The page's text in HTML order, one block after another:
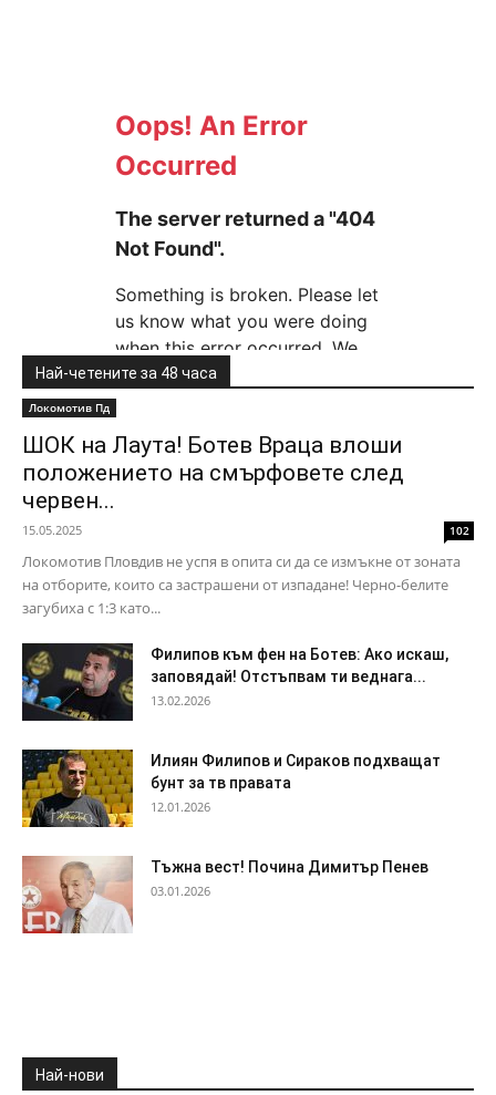
Най-четените за 48 часа
Локомотив Пд
ШОК на Лаута! Ботев Враца влоши
положението на смърфовете след
червен...
15.05.2025 102
Локомотив Пловдив не успя в опита си да се измъкне от зоната
на отборите, които са застрашени от изпадане! Черно-белите
загубиха с 1:3 като...
Филипов към фен на Ботев: Ако искаш,
заповядай! Отстъпвам ти веднага...
13.02.2026
Илиян Филипов и Сираков подхващат
бунт за тв правата
12.01.2026
Тъжна вест! Почина Димитър Пенев
03.01.2026
Най-нови